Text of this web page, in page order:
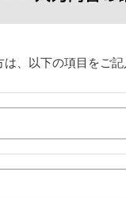
、以下の項目をご